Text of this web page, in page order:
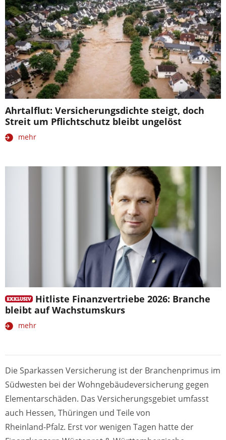
Ahrtalflut: Versicherungsdichte steigt, doch
Streit um Pflichtschutz bleibt ungelöst
mehr
Hitliste Finanzvertriebe 2026: Branche
bleibt auf Wachstumskurs
mehr
Die Sparkassen Versicherung ist der Branchenprimus im
Südwesten bei der Wohngebäudeversicherung gegen
Elementarschäden. Das Versicherungsgebiet umfasst
auch Hessen, Thüringen und Teile von
Rheinland-Pfalz. Erst vor wenigen Tagen hatte der